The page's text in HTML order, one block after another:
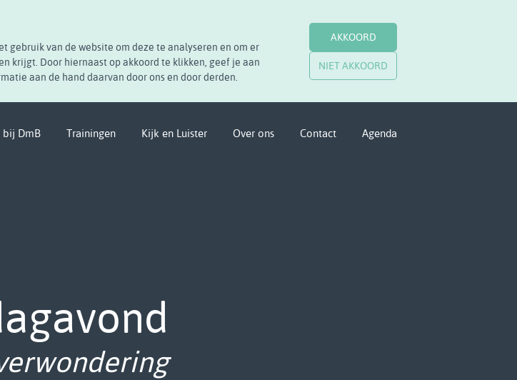
van de website om deze te analyseren en om er
krijgt. Door hiernaast op akkoord te klikken, geef je aan
aan de hand daarvan door ons en door derden.
AKKOORD
NIET AKKOORD
bij DmB Trainingen Kijk en Luister Over ons Contact Agenda